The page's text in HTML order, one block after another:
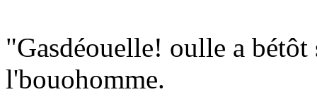
"Gasdéouelle! oulle a
l'bouohomme.